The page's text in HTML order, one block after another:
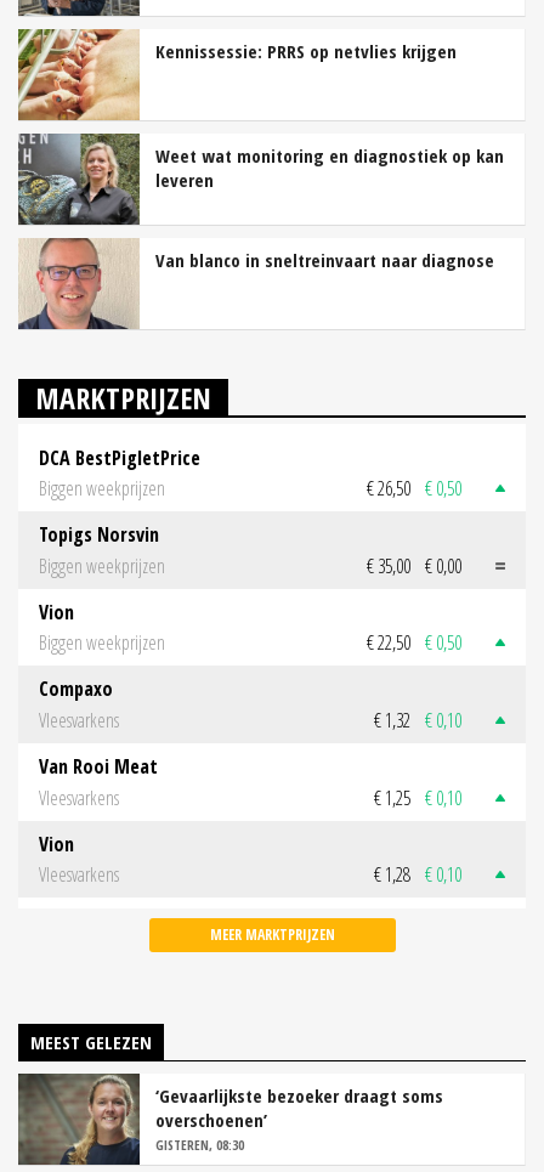
Kennissessie: PRRS op netvlies krijgen
Weet wat monitoring en diagnostiek op kan
leveren
Van blanco in sneltreinvaart naar diagnose
MARKTPRIJZEN
DCA BestPigletPrice
Biggen weekprijzen
€ 26,50 € 0,50
Topigs Norsvin
Biggen weekprijzen
€ 35,00 € 0,00
Vion
Biggen weekprijzen
€ 22,50 € 0,50
Compaxo
Vleesvarkens
€ 1,32 € 0,10
Van Rooi Meat
Vleesvarkens
€ 1,25 € 0,10
Vion
Vleesvarkens
€ 1,28 € 0,10
MEER MARKTPRIJZEN
MEEST GELEZEN
‘Gevaarlijkste bezoeker draagt soms
overschoenen’
GISTEREN, 08:30